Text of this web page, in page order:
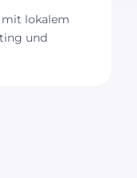
mit lokalem
und